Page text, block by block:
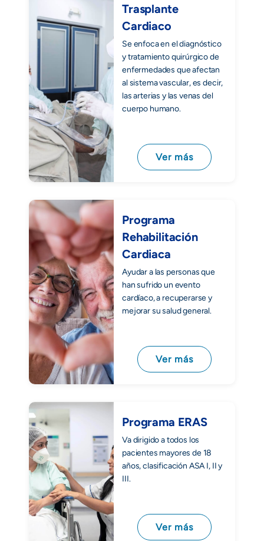
Trasplante
Cardiaco
Se enfoca en el diagnóstico
y tratamiento quirúrgico de
enfermedades que afectan
al sistema vascular, es decir,
las arterias y las venas del
cuerpo humano.
Ver más
Programa
Rehabilitación
Cardiaca
Ayudar a las personas que
han sufrido un evento
cardíaco, a recuperarse y
mejorar su salud general.
Ver más
Programa ERAS
Va dirigido a todos los
pacientes mayores de 18
años, clasificación ASA I, II y
III.
Ver más